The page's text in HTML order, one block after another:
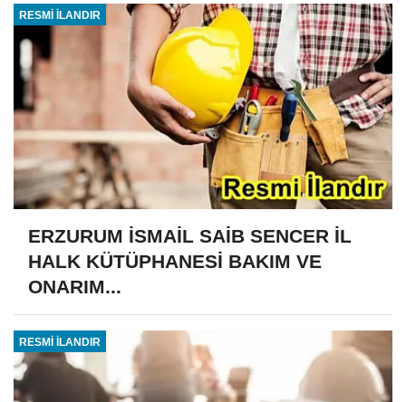
RESMİ İLANDIR
ERZURUM İSMAİL SAİB SENCER İL
HALK KÜTÜPHANESİ BAKIM VE
ONARIM...
RESMİ İLANDIR